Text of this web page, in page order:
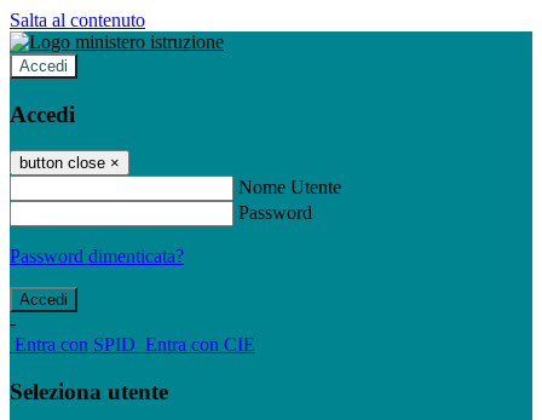
Salta al contenuto
Accedi
Accedi
button close ×
Nome Utente
Password
Password dimenticata?
-
Entra con SPID Entra con CIE
Seleziona utente